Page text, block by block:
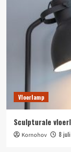
Vloerlamp
Sculpturale
Kornohov 8